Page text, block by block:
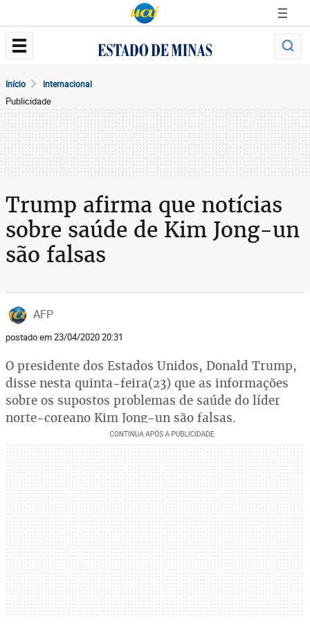
Início Internacional
Publicidade
Trump afirma que notícias
sobre saúde de Kim Jong-un
são falsas
AFP
postado em 23/04/2020 20:31
O presidente dos Estados Unidos, Donald Trump,
disse nesta quinta-feira(23) que as informações
sobre os supostos problemas de saúde do líder
norte-coreano Kim Jong-un são falsas.